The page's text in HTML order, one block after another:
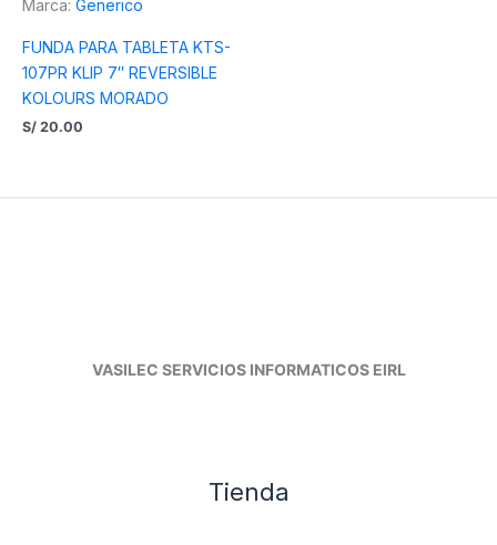
Marca: Generico
FUNDA PARA TABLETA KTS-
107PR KLIP 7″ REVERSIBLE
KOLOURS MORADO
S/ 20.00
VASILEC SERVICIOS INFORMATICOS EIRL
Tienda